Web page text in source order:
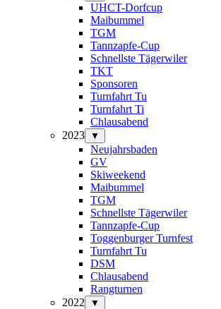
UHCT-Dorfcup
Maibummel
TGM
Tannzapfe-Cup
Schnellste Tägerwiler
TKT
Sponsoren
Turnfahrt Tu
Turnfahrt Ti
Chlausabend
2023
▼
Neujahrsbaden
GV
Skiweekend
Maibummel
TGM
Schnellste Tägerwiler
Tannzapfe-Cup
Toggenburger Turnfest
Turnfahrt Tu
DSM
Chlausabend
Rangturnen
2022
▼